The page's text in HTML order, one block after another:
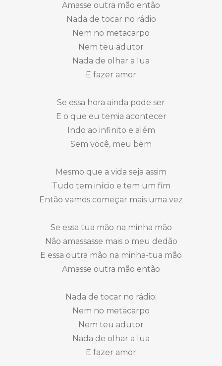
Amasse outra mão então
Nada de tocar no rádio
Nem no metacarpo
Nem teu adutor
Nada de olhar a lua
E fazer amor
Se essa hora ainda pode ser
E o que eu temia acontecer
Indo ao infinito e além
Sem você, meu bem
Mesmo que a vida seja assim
Tudo tem início e tem um fim
Então vamos começar mais uma vez
Se essa tua mão na minha mão
Não amassasse mais o meu dedão
E essa outra mão na minha-tua mão
Amasse outra mão então
Nada de tocar no rádio:
Nem no metacarpo
Nem teu adutor
Nada de olhar a lua
E fazer amor